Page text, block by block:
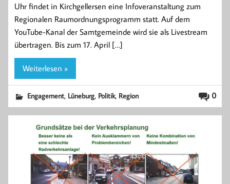
Uhr findet in Kirchgellersen eine Infoveranstaltung zum
Regionalen Raumordnungsprogramm statt. Auf dem
YouTube-Kanal der Samtgemeinde wird sie als Livestream
übertragen. Bis zum 17. April […]
Weiterlesen »
0
Engagement, Lüneburg, Politik, Region